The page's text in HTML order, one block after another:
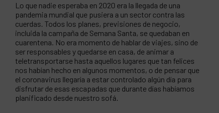
Lo que nadie esperaba en 2020 era la llegada de una
pandemia mundial que pusiera a un sector contra las
cuerdas. Todos los planes, previsiones de negocio,
incluida la campaña de Semana Santa, se quedaban en
cuarentena. No era momento de hablar de viajes, sino de
ser responsables y quedarse en casa, de animar a
teletransportarse hasta aquellos lugares que tan felices
nos habían hecho en algunos momentos, o de pensar que
el coronavirus llegaría a estar controlado algún día para
disfrutar de esas escapadas que durante días habíamos
planificado desde nuestro sofá.